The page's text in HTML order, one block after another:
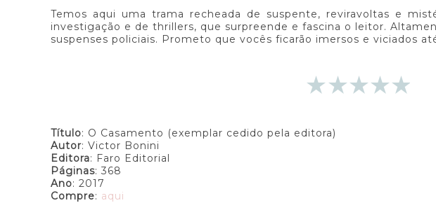
Temos aqui uma trama recheada de suspente, reviravoltas e
investigação e de thrillers, que surpreende e fascina o leitor.
suspenses policiais. Prometo que vocês ficarão imersos e viciados
Título: O Casamento (exemplar cedido pela editora)
Autor: Victor Bonini
Editora: Faro Editorial
Páginas: 368
Ano: 2017
Compre: aqui